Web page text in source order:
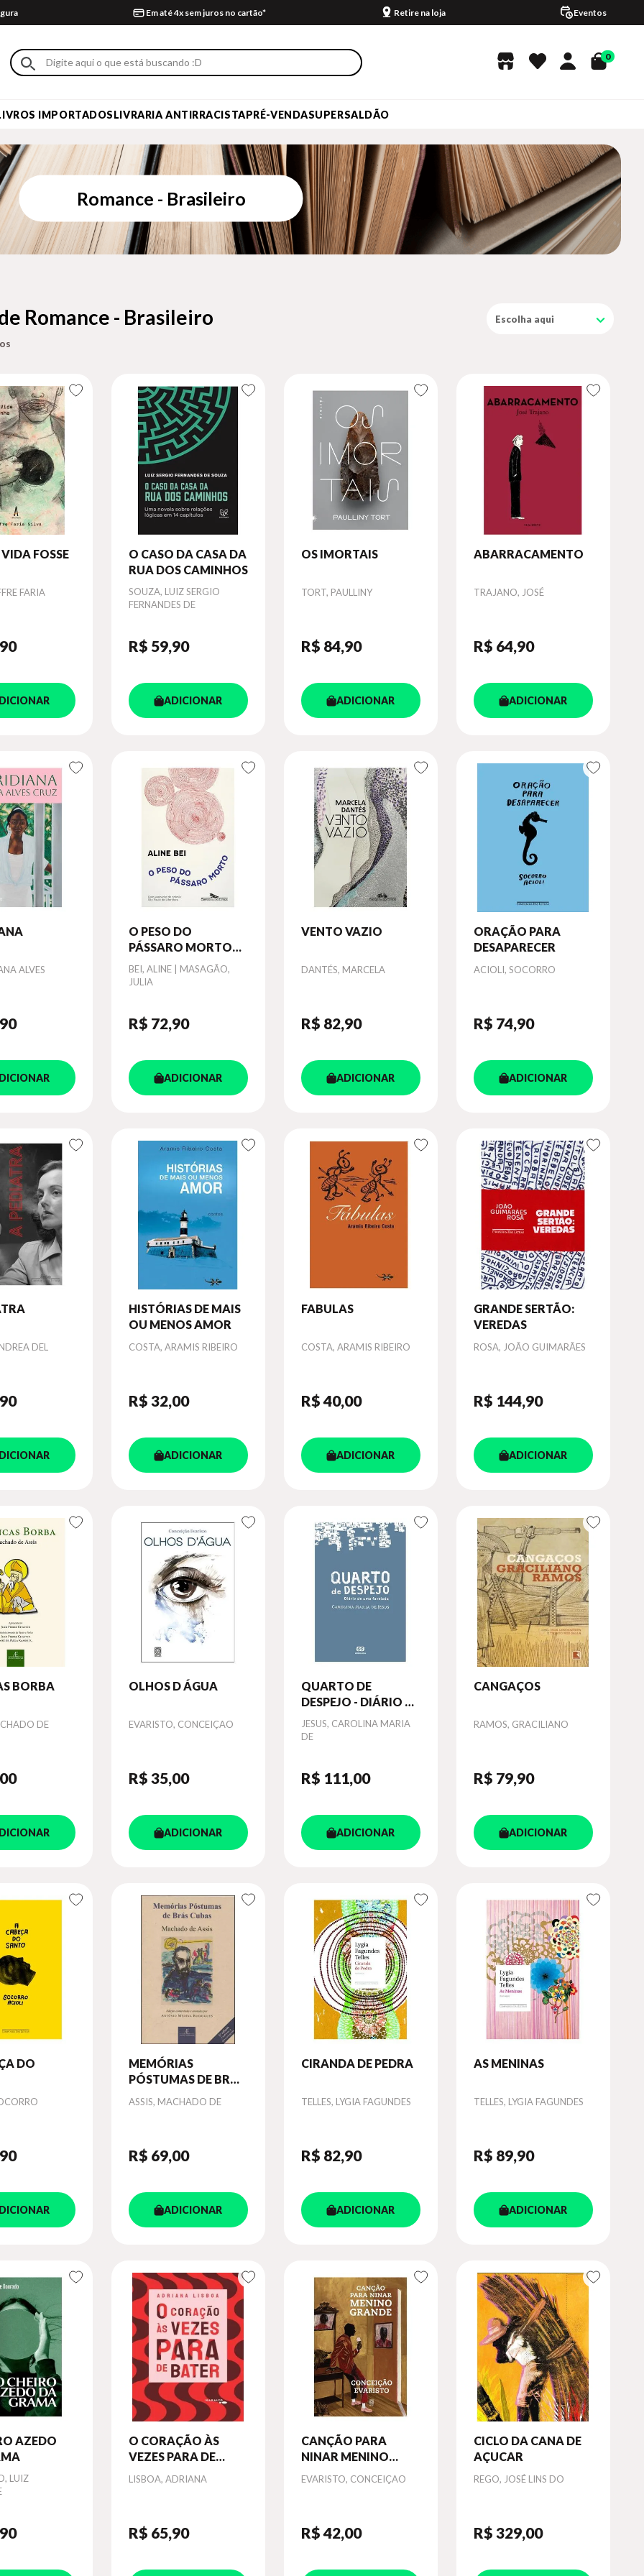
Em até 4x sem juros no cartão* Retire na loja Eventos
0
IMPORTADOSLIVRARIA ANTIRRACISTAPRÉ-VENDASUPERSALDÃO
Romance - Brasileiro
Romance - Brasileiro Escolha aqui
VIDA FOSSE
FARIA
O CASO DA CASA DA
RUA DOS CAMINHOS
Autor
SOUZA, LUIZ SERGIO
FERNANDES DE
R$ 59,90
ADICIONAR
OS IMORTAIS
Autor
TORT, PAULLINY
R$ 84,90
ADICIONAR
ABARRACAMENTO
Autor
TRAJANO, JOSÉ
R$ 64,90
ADICIONAR
ALVES
O PESO DO
PÁSSARO MORTO
(NOVA EDIÇÃO)
Autor
BEI, ALINE | MASAGÃO,
JULIA
R$ 72,90
ADICIONAR
VENTO VAZIO
Autor
DANTÉS, MARCELA
R$ 82,90
ADICIONAR
ORAÇÃO PARA
DESAPARECER
Autor
ACIOLI, SOCORRO
R$ 74,90
ADICIONAR
DEL
HISTÓRIAS DE MAIS
OU MENOS AMOR
Autor
COSTA, ARAMIS RIBEIRO
R$ 32,00
ADICIONAR
FABULAS
Autor
COSTA, ARAMIS RIBEIRO
R$ 40,00
ADICIONAR
GRANDE SERTÃO:
VEREDAS
Autor
ROSA, JOÃO GUIMARÃES
R$ 144,90
ADICIONAR
BORBA
DE
OLHOS D ÁGUA
Autor
EVARISTO, CONCEIÇAO
R$ 35,00
ADICIONAR
QUARTO DE
DESPEJO - DIÁRIO DE
UMA FAVELADA
Autor
JESUS, CAROLINA MARIA
DE
R$ 111,00
ADICIONAR
CANGAÇOS
Autor
RAMOS, GRACILIANO
R$ 79,90
ADICIONAR
DO
MEMÓRIAS
PÓSTUMAS DE BRÁS
CUBAS
Autor
ASSIS, MACHADO DE
R$ 69,00
ADICIONAR
CIRANDA DE PEDRA
Autor
TELLES, LYGIA FAGUNDES
R$ 82,90
ADICIONAR
AS MENINAS
Autor
TELLES, LYGIA FAGUNDES
R$ 89,90
ADICIONAR
AZEDO
LUIZ
O CORAÇÃO ÀS
VEZES PARA DE
BATER
Autor
LISBOA, ADRIANA
R$ 65,90
CANÇÃO PARA
NINAR MENINO
GRANDE
Autor
EVARISTO, CONCEIÇAO
R$ 42,00
CICLO DA CANA DE
AÇUCAR
Autor
REGO, JOSÉ LINS DO
R$ 329,00